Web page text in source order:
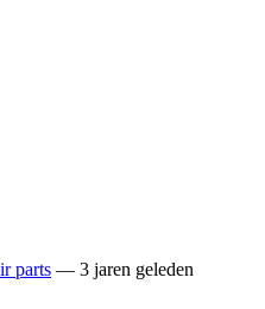
parts — 3 jaren geleden